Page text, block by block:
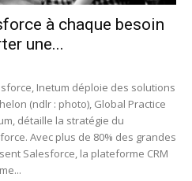
à chaque besoin
une...
Inetum déploie des solutions
(ndlr : photo), Global Practice
détaille la stratégie du
Avec plus de 80% des grandes
Salesforce, la plateforme CRM